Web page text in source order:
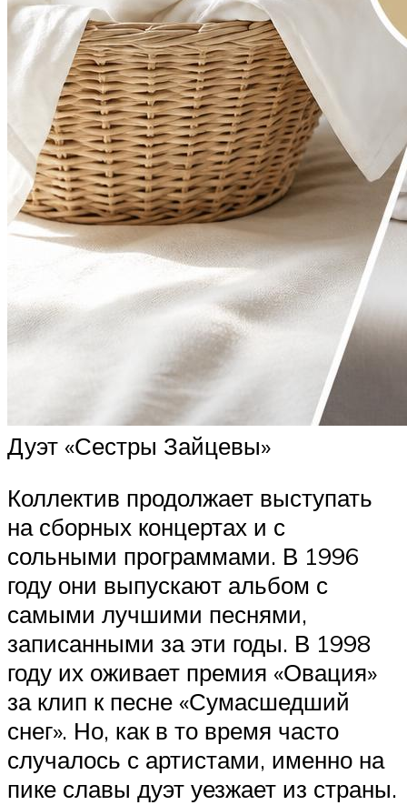
Дуэт «Сестры Зайцевы»
Коллектив продолжает выступать
на сборных концертах и с
сольными программами. В 1996
году они выпускают альбом с
самыми лучшими песнями,
записанными за эти годы. В 1998
году их оживает премия «Овация»
за клип к песне «Сумасшедший
снег». Но, как в то время часто
случалось с артистами, именно на
пике славы дуэт уезжает из страны.